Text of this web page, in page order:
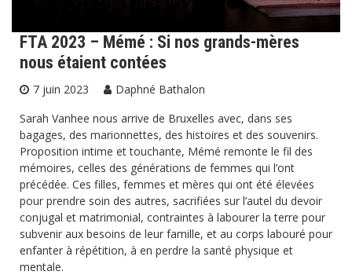
FTA 2023 – Mémé : Si nos grands-mères
nous étaient contées
7 juin 2023
Daphné Bathalon
Sarah Vanhee nous arrive de Bruxelles avec, dans ses
bagages, des marionnettes, des histoires et des souvenirs.
Proposition intime et touchante, Mémé remonte le fil des
mémoires, celles des générations de femmes qui l’ont
précédée. Ces filles, femmes et mères qui ont été élevées
pour prendre soin des autres, sacrifiées sur l’autel du devoir
conjugal et matrimonial, contraintes à labourer la terre pour
subvenir aux besoins de leur famille, et au corps labouré pour
enfanter à répétition, à en perdre la santé physique et
mentale.